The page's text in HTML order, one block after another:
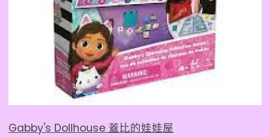
Gabby's Dollhouse 蓋比的娃娃屋